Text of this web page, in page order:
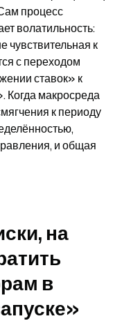
процесс
волатильность:
чувствительная к
с переходом
ставок» к
макросреда
к периоду
и общая
на
в